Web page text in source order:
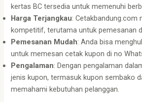
kertas BC tersedia untuk memenuhi
Harga Terjangkau: Cetakbandung.com
kompetitif, terutama untuk pemesanan
Pemesanan Mudah: Anda bisa
untuk memesan cetak kupon di no
Pengalaman: Dengan pengalaman
jenis kupon, termasuk kupon sembako
memahami kebutuhan pelanggan.